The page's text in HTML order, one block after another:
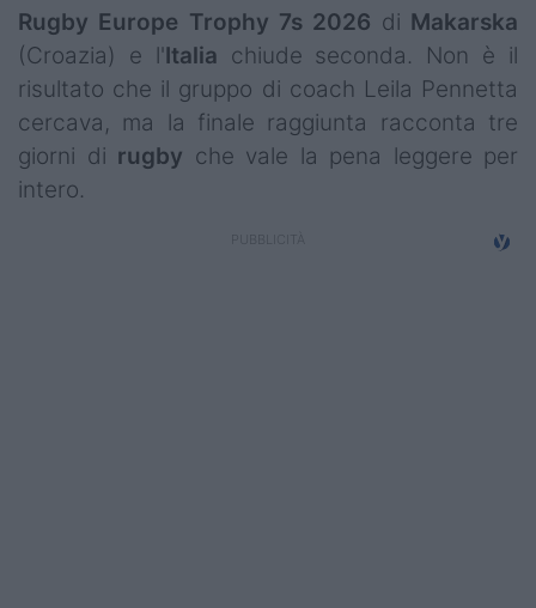
Rugby World Cup
Super Rugby
Rugby in TV
Mercato
Rugby Europe Trophy 7s 2026 di Makarska
(Croazia) e l'Italia chiude seconda. Non è il
risultato che il gruppo di coach Leila Pennetta
cercava, ma la finale raggiunta racconta tre
giorni di rugby che vale la pena leggere per
intero.